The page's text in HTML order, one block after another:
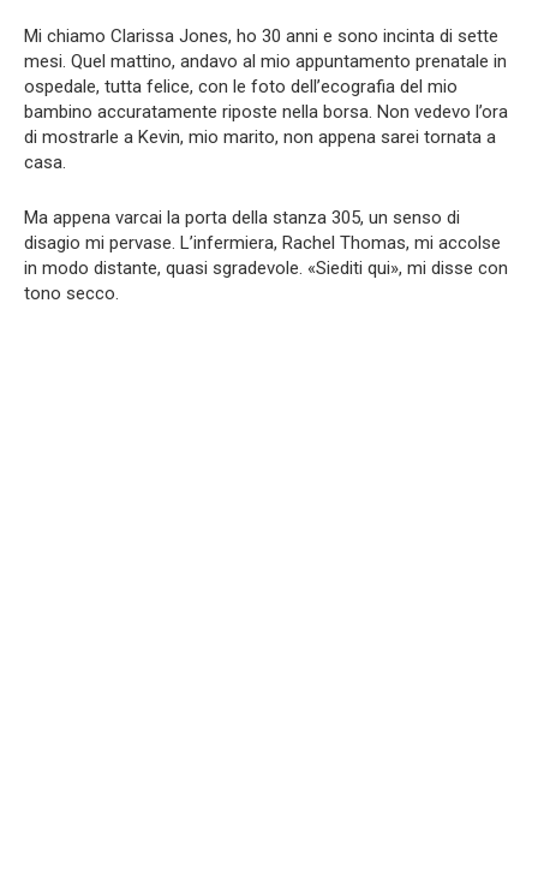
Mi chiamo Clarissa Jones, ho 30 anni e sono incinta di sette
mesi. Quel mattino, andavo al mio appuntamento prenatale in
ospedale, tutta felice, con le foto dell’ecografia del mio
bambino accuratamente riposte nella borsa. Non vedevo l’ora
di mostrarle a Kevin, mio marito, non appena sarei tornata a
casa.
Ma appena varcai la porta della stanza 305, un senso di
disagio mi pervase. L’infermiera, Rachel Thomas, mi accolse
in modo distante, quasi sgradevole. «Siediti qui», mi disse con
tono secco.